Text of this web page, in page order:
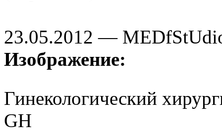
23.05.2012 —
Изображение:
Гинекологический
GH